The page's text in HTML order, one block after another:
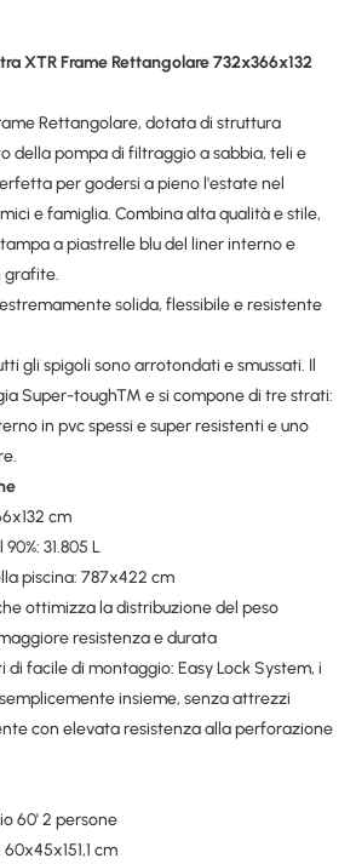
XTR Frame Rettangolare 732x366x132
Rettangolare, dotata di struttura
della pompa di filtraggio a sabbia, teli e
per godersi a pieno l'estate nel
e famiglia. Combina alta qualità e stile,
a piastrelle blu del liner interno e
grafite.
solida, flessibile e resistente
gli spigoli sono arrotondati e smussati. Il
Super-tough™ e si compone di tre strati:
in pvc spessi e super resistenti e uno
cm
31.805 L
piscina: 787x422 cm
ottimizza la distribuzione del peso
resistenza e durata
di facile di montaggio: Easy Lock System, i
insieme, senza attrezzi
con elevata resistenza alla perforazione
60' 2 persone
cm